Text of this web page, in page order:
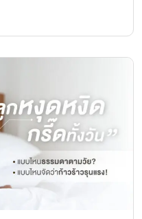
มตั้งใจของแม่ ในการให้นม
งใจ แถมที่สุดความสบาย
รุ่น Easy Life III ออกแบบ
ณแม่สวมใส่ไว้ในเสื้อชั้นในให้
ไปพร้อมกับการปั๊มนม จะไถ
วก มาพร้อมฟังก์ชันการใช้งาน
ดน้ำนม โหมด 2 in 1 และ